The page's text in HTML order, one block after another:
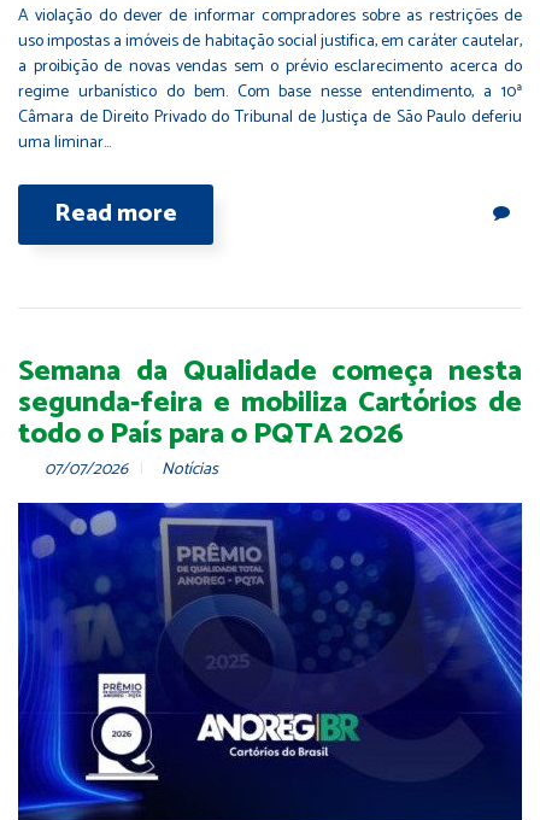
A violação do dever de informar compradores sobre as restrições de
uso impostas a imóveis de habitação social justifica, em caráter cautelar,
a proibição de novas vendas sem o prévio esclarecimento acerca do
regime urbanístico do bem. Com base nesse entendimento, a 10ª
Câmara de Direito Privado do Tribunal de Justiça de São Paulo deferiu
uma liminar…
Read more
Semana da Qualidade começa nesta
segunda-feira e mobiliza Cartórios de
todo o País para o PQTA 2026
07/07/2026 Notícias